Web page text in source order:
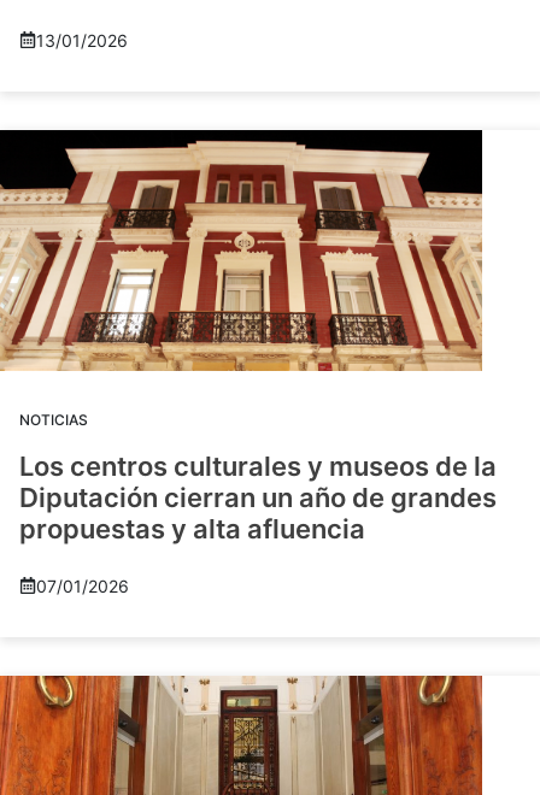
13/01/2026
NOTICIAS
Los centros culturales y museos de la
Diputación cierran un año de grandes
propuestas y alta afluencia
07/01/2026